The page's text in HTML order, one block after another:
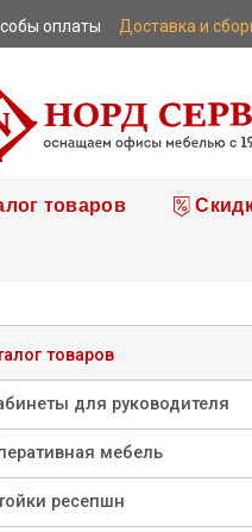
оплаты Доставка и
товаров
товаров
для руководителя
мебель
ресепшн